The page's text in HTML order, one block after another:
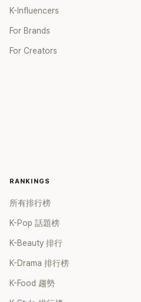
K-Influencers
For Brands
For Creators
RANKINGS
所有排行榜
K-Pop 話題榜
K-Beauty 排行
K-Drama 排行榜
K-Food 趨勢